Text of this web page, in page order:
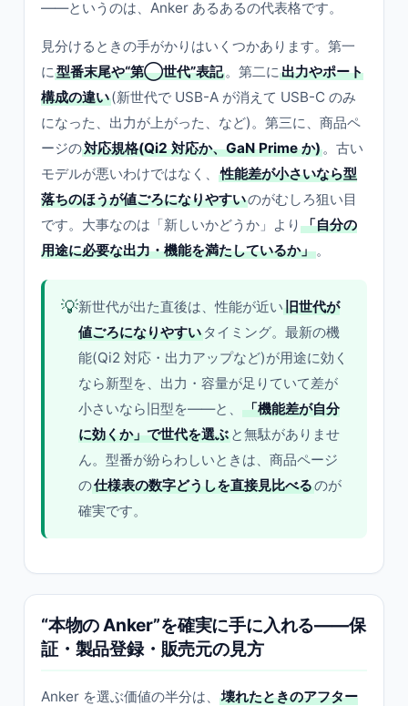
——というのは、Anker あるあるの代表格です。
見分けるときの手がかりはいくつかあります。第一
に型番末尾や“第◯世代”表記。第二に出力やポート
構成の違い(新世代で USB-A が消えて USB-C のみ
になった、出力が上がった、など)。第三に、商品ペ
ージの対応規格(Qi2 対応か、GaN Prime か)。古い
モデルが悪いわけではなく、
性能差が小さいなら型
落ちのほうが値ごろになりやすいのがむしろ狙い目
です。大事なのは「新しいかどうか」より 「自分の
用途に必要な出力・機能を満たしているか」。
💡新世代が出た直後は、性能が近い旧世代が
値ごろになりやすい タイミング。最新の機
能(Qi2 対応・出力アップなど)が用途に効く
なら新型を、出力・容量が足りていて差が
小さいなら旧型を——と、
「機能差が自分
に効くか」で世代を選ぶ と無駄がありませ
ん。型番が紛らわしいときは、商品ページ
の仕様表の数字どうしを直接見比べるのが
確実です。
“本物の Anker”を確実に手に入れる——保
証・製品登録・販売元の見方
Anker を選ぶ価値の半分は、
壊れたときのアフター